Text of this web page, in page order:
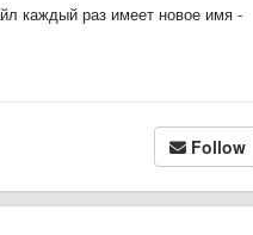
каждый раз имеет новое имя -
Follow